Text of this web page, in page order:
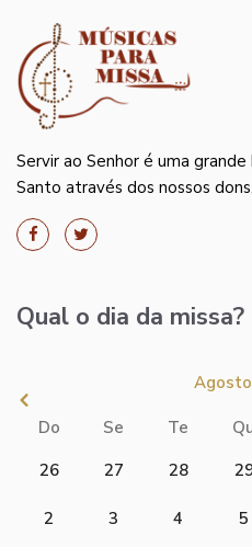
Servir ao Senhor é uma
Santo através dos nossos
Qual o dia da missa?
Do Se Te
26
27 28
2 3 4 5